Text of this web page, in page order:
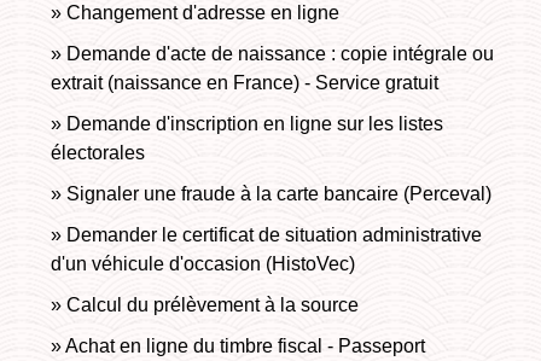
Changement d'adresse en ligne
Demande d'acte de naissance : copie intégrale ou
extrait (naissance en France) - Service gratuit
Demande d'inscription en ligne sur les listes
électorales
Signaler une fraude à la carte bancaire (Perceval)
Demander le certificat de situation administrative
d'un véhicule d'occasion (HistoVec)
Calcul du prélèvement à la source
Achat en ligne du timbre fiscal - Passeport